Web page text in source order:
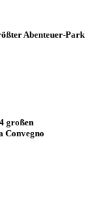
Abenteuer-Park
großen
Convegno